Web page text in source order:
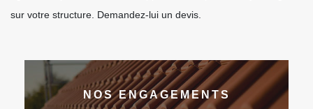
sur votre structure. Demandez-lui un devis.
NOS ENGAGEMENTS